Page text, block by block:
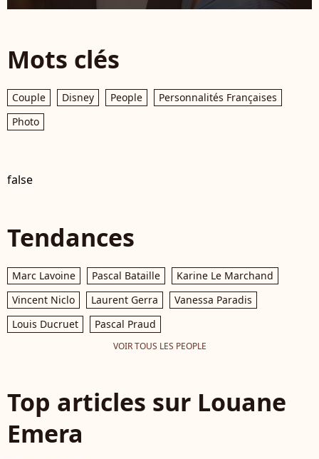
Mots clés
Couple Disney People
Personnalités Françaises
Photo
false
Tendances
Marc Lavoine Pascal Bataille
Karine Le Marchand
Vincent Niclo
Laurent Gerra
Vanessa Paradis
Louis Ducruet
Pascal Praud
VOIR TOUS LES PEOPLE
Top articles sur Louane
Emera